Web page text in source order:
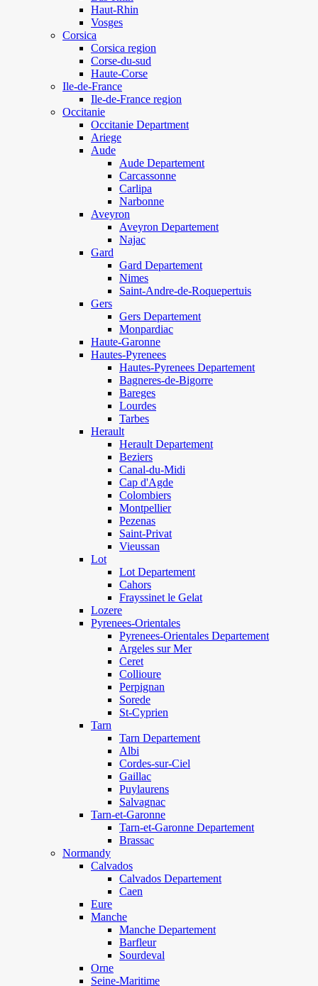
Haut-Rhin
Vosges
Corsica
Corsica region
Corse-du-sud
Haute-Corse
Ile-de-France
Ile-de-France region
Occitanie
Occitanie Department
Ariege
Aude
Aude Departement
Carcassonne
Carlipa
Narbonne
Aveyron
Aveyron Departement
Najac
Gard
Gard Departement
Nimes
Saint-Andre-de-Roquepertuis
Gers
Gers Departement
Monpardiac
Haute-Garonne
Hautes-Pyrenees
Hautes-Pyrenees Departement
Bagneres-de-Bigorre
Bareges
Lourdes
Tarbes
Herault
Herault Departement
Beziers
Canal-du-Midi
Cap d'Agde
Colombiers
Montpellier
Pezenas
Saint-Privat
Vieussan
Lot
Lot Departement
Cahors
Frayssinet le Gelat
Lozere
Pyrenees-Orientales
Pyrenees-Orientales Departement
Argeles sur Mer
Ceret
Collioure
Perpignan
Sorede
St-Cyprien
Tarn
Tarn Departement
Albi
Cordes-sur-Ciel
Gaillac
Puylaurens
Salvagnac
Tarn-et-Garonne
Tarn-et-Garonne Departement
Brassac
Normandy
Calvados
Calvados Departement
Caen
Eure
Manche
Manche Departement
Barfleur
Sourdeval
Orne
Seine-Maritime